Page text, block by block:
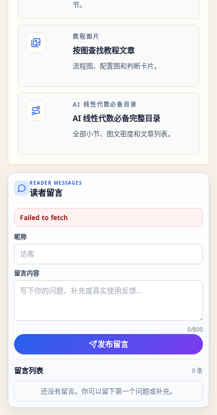
节。
教程图片
按图查找教程文章
流程图、配置图和判断卡片。
AI 线性代数必备目录
AI 线性代数必备完整目录
全部小节、图文密度和文章列表。
READER MESSAGES
读者留言
Failed to fetch
昵称
留言内容
0/800
发布留言
留言列表 0条
还没有留言。你可以留下第一个问题或补充。